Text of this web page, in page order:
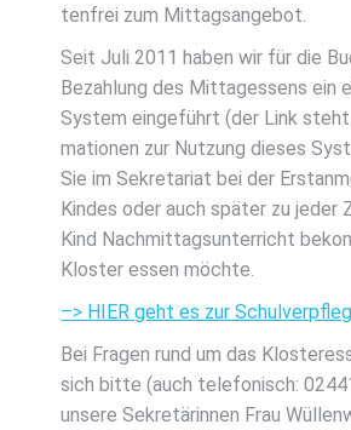
ten­frei zum Mit­tags­an­ge­bot.
Seit Juli 2011 haben wir für die
Bezah­lung des Mit­tag­essens ein
Sys­tem ein­ge­führt (der Link
ma­tio­nen zur Nut­zung die­ses
Sie im Sekre­ta­ri­at bei der
Kin­des oder auch spä­ter zu jeder
Kind Nach­mit­tags­un­ter­richt
Klos­ter essen möch­te.
–> HIER geht es zur
Bei Fra­gen rund um das
sich bit­te (auch tele­fo­nisch:
unse­re Sekre­tä­rin­nen Frau